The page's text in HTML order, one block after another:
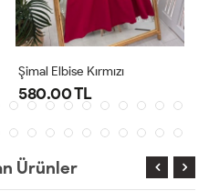
1,000.00 TL
Ürünler